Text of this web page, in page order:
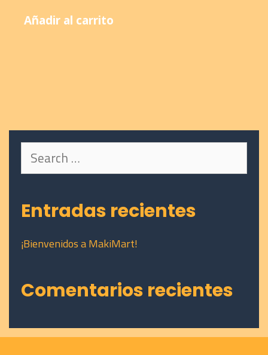
Añadir al carrito
Search
for:
Entradas recientes
¡Bienvenidos a MakiMart!
Comentarios recientes